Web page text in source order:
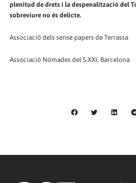
plenitud de drets i la despenalització del
sobreviure no és delicte.
Associació dels sense papers de Terrassa
Associació Nòmades del S.XXI, Barcelona